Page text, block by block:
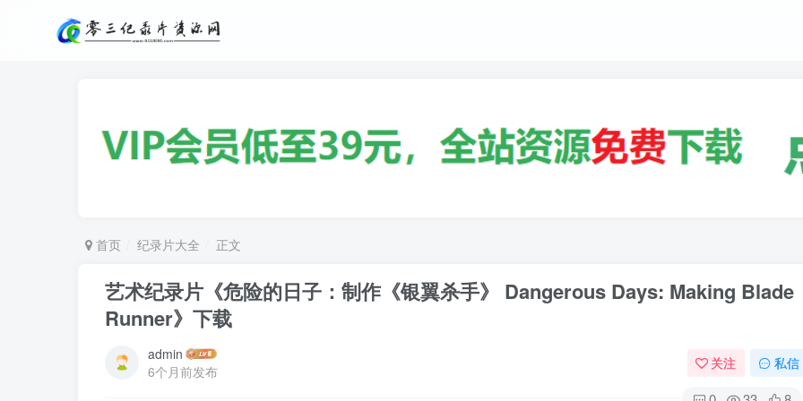
首页 纪录片大全 正文
艺术纪录片《危险的日子：制作《银翼杀手》 Dangerous Days: Making Blade
Runner》下载
admin
6个月前发布
关注 私信